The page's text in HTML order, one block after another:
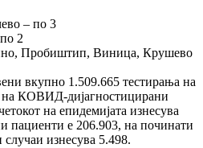
– по 3
2
Пробиштип, Виница, Крушево
вкупно 1.509.665 тестирања на
на КОВИД-дијагностицирани
на епидемијата изнесува
пациенти е 206.903, на починати
случаи изнесува 5.498.